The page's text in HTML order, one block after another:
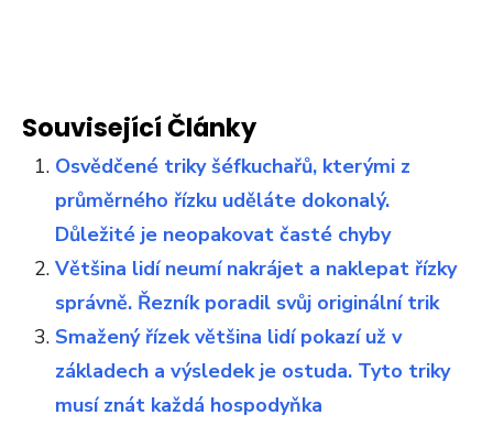
Související Články
Osvědčené triky šéfkuchařů, kterými z
průměrného řízku uděláte dokonalý.
Důležité je neopakovat časté chyby
Většina lidí neumí nakrájet a naklepat řízky
správně. Řezník poradil svůj originální trik
Smažený řízek většina lidí pokazí už v
základech a výsledek je ostuda. Tyto triky
musí znát každá hospodyňka